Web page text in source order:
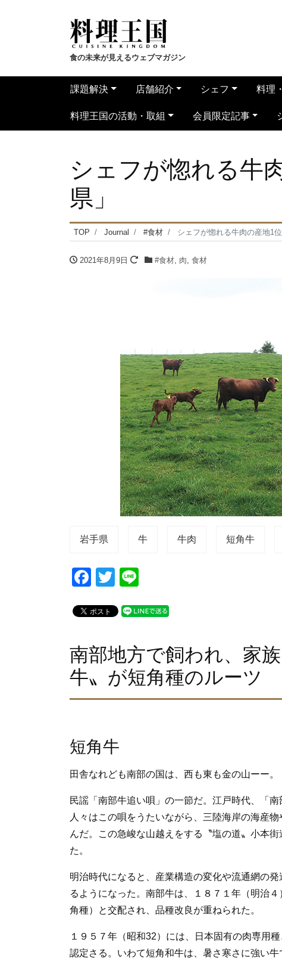
食の未来が見えるウェブマガジン
課題解決 店舗紹介 シェフ 料理
料理王国の活動・取組 会員限定記事
シェフが惚れる牛
県」
TOP Journal #食材 シェフが惚れる牛肉の産地1位
2021年8月9日 #食材, 肉, 食材
岩手県 牛 牛肉 短角牛
F
c
b
o
T
tt
e
南部地方で飼われ、家
牛〟が短角種のルーツ
短角牛
田舎なれども南部の国は、西も東も金の山ーー。
民謡「南部牛追い唄」の一節だ。江戸時代、「
人々はこの唄をうたいながら、三陸海岸の海産
んだ。この急峻な山越えをする〝塩の道〟小本
た。
明治時代になると、産業構造の変化や流通網の
るようになった。南部牛は、１８７１年（明治
角種）と交配され、品種改良が重ねられた。
１９５７年（昭和32）には、日本固有の肉専用
認定さる。いわて短角和牛は、暑さ寒さに強い